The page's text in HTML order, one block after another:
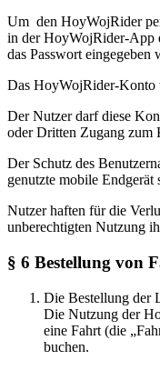
Um den HoyWojRider
in der HoyWojRider-App
das Passwort eingegeben
Das HoyWojRider-Konto
Der Nutzer darf diese
oder Dritten Zugang zum
Der Schutz des
genutzte mobile Endgerät
Nutzer haften für die
unberechtigten Nutzung
§ 6 Bestellung von
Die Bestellung der
Die Nutzung der
eine Fahrt (die
buchen.